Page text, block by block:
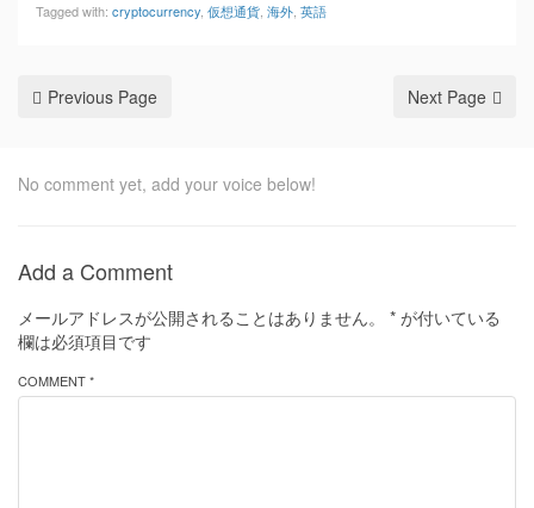
Tagged with: cryptocurrency 仮想通貨 海外 英語
Previous Page Next Page
No comment yet, add your voice below!
Add a Comment
メールアドレスが公開されることはありません。 * が付いている
欄は必須項目です
COMMENT *